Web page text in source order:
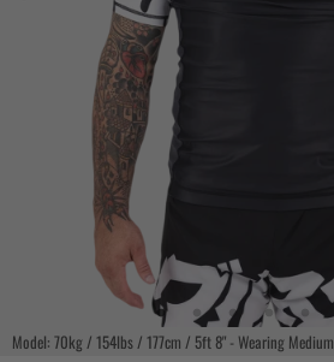
COLLECTIONS
Model: 70kg / 154lbs / 177cm / 5ft 8" - Wearing Medium